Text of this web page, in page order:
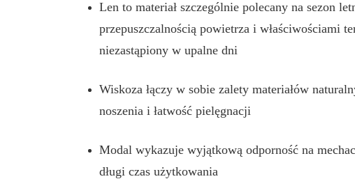
Len to materiał szczególnie polecany na sezon
przepuszczalnością powietrza i właściwościami
niezastąpiony w upalne dni
Wiskoza łączy w sobie zalety materiałów
noszenia i łatwość pielęgnacji
Modal wykazuje wyjątkową odporność na
długi czas użytkowania